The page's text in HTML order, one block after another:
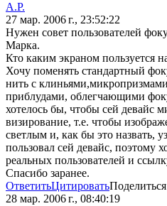
А.Р.
27 мар. 2006 г., 23:52:22
Нужен совет пользователей
Марка.
Кто каким экраном пользуется
Хочу поменять стандартный
нить с
приблудами, облегчающими
хотелось бы, чтобы сей девайс
визирование, т.е. чтобы
светлым и, как бы это назвать,
пользовал сей девайс, поэтому
реальных пользователей и
Спасибо заранее.
ОтветитьЦитироватьПоделиться
28 мар. 2006 г., 08:40:19